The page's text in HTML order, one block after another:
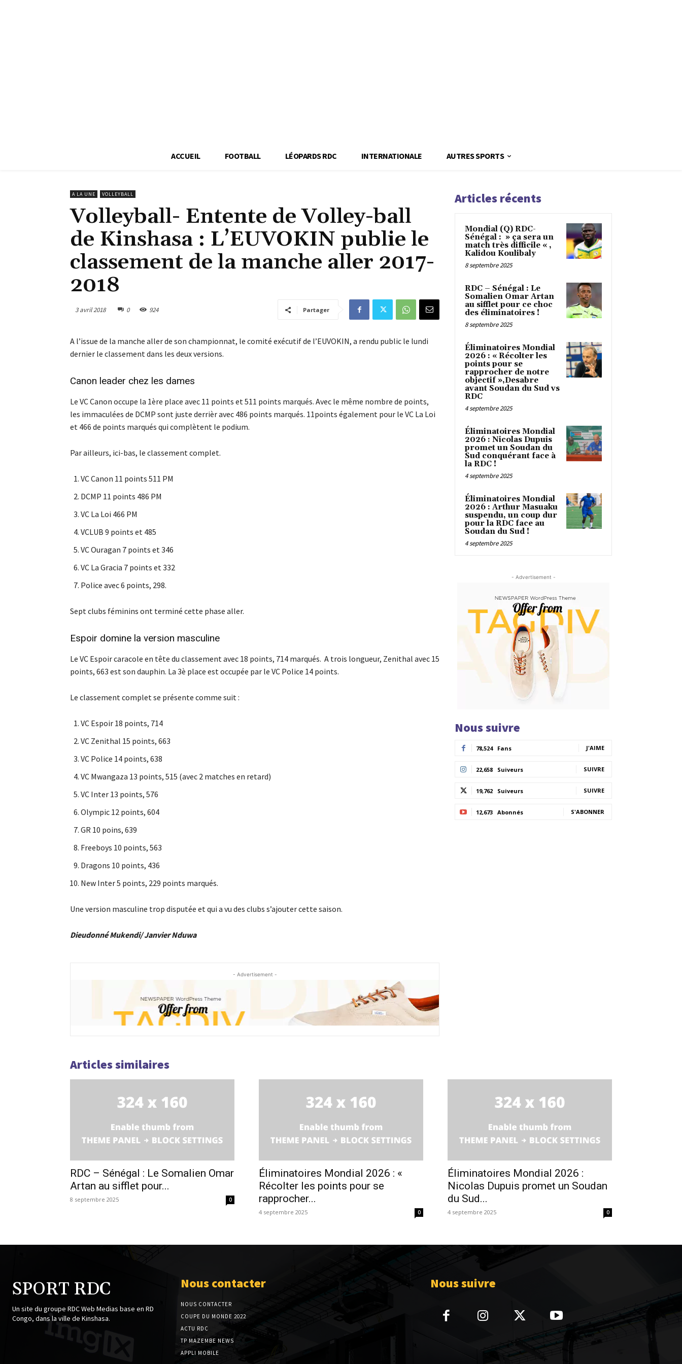
ACCUEIL FOOTBALL LÉOPARDS RDC INTERNATIONALE AUTRES SPORTS
A LA UNE VOLLEYBALL
Volleyball- Entente de Volley-ball
de Kinshasa : L’EUVOKIN publie le
classement de la manche aller 2017-
2018
3 avril 2018 0 924 Partager
A l’issue de la manche aller de son championnat, le comité exécutif de l’EUVOKIN, a rendu public le lundi
dernier le classement dans les deux versions.
Canon leader chez les dames
Le VC Canon occupe la 1ère place avec 11 points et 511 points marqués. Avec le même nombre de points,
les immaculées de DCMP sont juste derrièr avec 486 points marqués. 11points également pour le VC La Loi
et 466 de points marqués qui complètent le podium.
Par ailleurs, ici-bas, le classement complet.
VC Canon 11 points 511 PM
DCMP 11 points 486 PM
VC La Loi 466 PM
VCLUB 9 points et 485
VC Ouragan 7 points et 346
VC La Gracia 7 points et 332
Police avec 6 points, 298.
Sept clubs féminins ont terminé cette phase aller.
Espoir domine la version masculine
Le VC Espoir caracole en tête du classement avec 18 points, 714 marqués. A trois longueur, Zenithal avec 15
points, 663 est son dauphin. La 3è place est occupée par le VC Police 14 points.
Le classement complet se présente comme suit :
VC Espoir 18 points, 714
VC Zenithal 15 points, 663
VC Police 14 points, 638
VC Mwangaza 13 points, 515 (avec 2 matches en retard)
VC Inter 13 points, 576
Olympic 12 points, 604
GR 10 poins, 639
Freeboys 10 points, 563
Dragons 10 points, 436
New Inter 5 points, 229 points marqués.
Une version masculine trop disputée et qui a vu des clubs s’ajouter cette saison.
Dieudonné Mukendi/ Janvier Nduwa
- Advertisement -
Articles récents
Mondial (Q) RDC-
Sénégal : » ça sera un
match très difficile « ,
Kalidou Koulibaly
8 septembre 2025
RDC – Sénégal : Le
Somalien Omar Artan
au sifflet pour ce choc
des éliminatoires !
8 septembre 2025
Éliminatoires Mondial
2026 : « Récolter les
points pour se
rapprocher de notre
objectif »,Desabre
avant Soudan du Sud vs
RDC
4 septembre 2025
Éliminatoires Mondial
2026 : Nicolas Dupuis
promet un Soudan du
Sud conquérant face à
la RDC !
4 septembre 2025
Éliminatoires Mondial
2026 : Arthur Masuaku
suspendu, un coup dur
pour la RDC face au
Soudan du Sud !
4 septembre 2025
- Advertisement -
Nous suivre
78,524 Fans J'AIME
22,658 Suiveurs SUIVRE
19,762 Suiveurs SUIVRE
12,673 Abonnés S'ABONNER
Articles similaires
RDC – Sénégal : Le Somalien Omar
Artan au sifflet pour...
8 septembre 2025 0
Éliminatoires Mondial 2026 : «
Récolter les points pour se
rapprocher...
4 septembre 2025 0
Éliminatoires Mondial 2026 :
Nicolas Dupuis promet un Soudan
du Sud...
4 septembre 2025 0
SPORT RDC
Un site du groupe RDC Web Medias base en RD
Congo, dans la ville de Kinshasa.
Nous contacter
NOUS CONTACTER
COUPE DU MONDE 2022
ACTU RDC
TP MAZEMBE NEWS
APPLI MOBILE
Nous suivre